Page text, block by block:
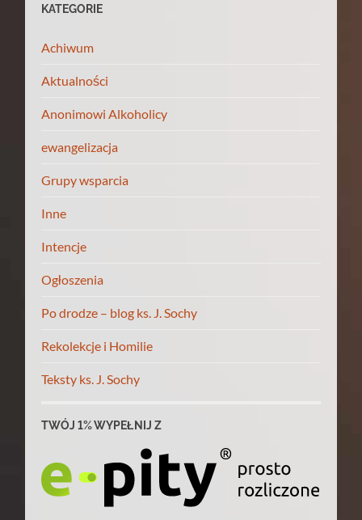
KATEGORIE
Achiwum
Aktualności
Anonimowi Alkoholicy
ewangelizacja
Grupy wsparcia
Inne
Intencje
Ogłoszenia
Po drodze – blog ks. J. Sochy
Rekolekcje i Homilie
Teksty ks. J. Sochy
TWÓJ 1% WYPEŁNIJ Z